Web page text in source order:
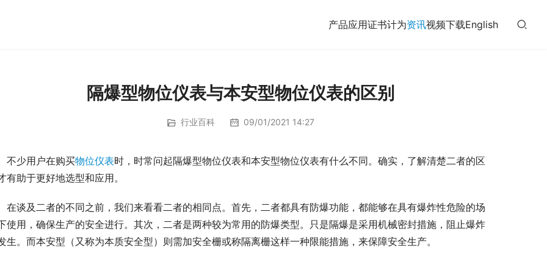
产品应用证书计为资讯视频下载English
隔爆型物位仪表与本安型物位仪表的区别
行业百科 09/01/2021 14:27
少用户在购买物位仪表时，时常问起隔爆型物位仪表和本安型物位仪表有什么不同。确实，了解清楚二者的区
有助于更好地选型和应用。
谈及二者的不同之前，我们来看看二者的相同点。首先，二者都具有防爆功能，都能够在具有爆炸性危险的场
使用，确保生产的安全进行。其次，二者是两种较为常用的防爆类型。只是隔爆是采用机械密封措施，阻止爆炸
生。而本安型（又称为本质安全型）则需加安全栅或称隔离栅这样一种限能措施，来保障安全生产。